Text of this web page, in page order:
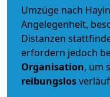
Umzüge nach
Angelegenheit,
Distanzen
erfordern jedoch
Organisation, um
reibungslos